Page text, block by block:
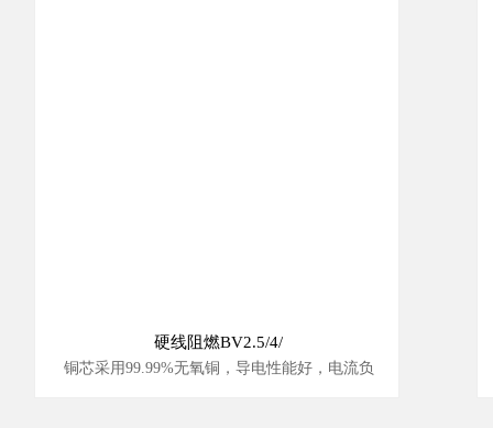
硬线阻燃BV2.5/4/
铜芯采用99.99%无氧铜，导电性能好，电流负